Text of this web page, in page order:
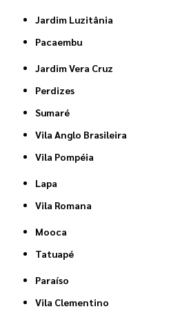
Jardim Luzitânia
Pacaembu
Jardim Vera Cruz
Perdizes
Sumaré
Vila Anglo Brasileira
Vila Pompéia
Lapa
Vila Romana
Mooca
Tatuapé
Paraíso
Vila Clementino